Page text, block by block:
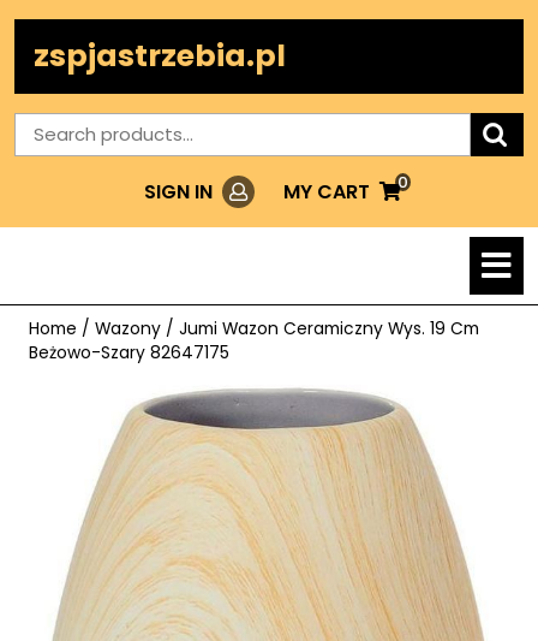
contentzspjastrzebia.pl
Search
for:
SIGN IN LoginMY CART
MY
0
Home / Wazony / Jumi Wazon Ceramiczny Wys. 19 Cm
Beżowo-Szary 82647175